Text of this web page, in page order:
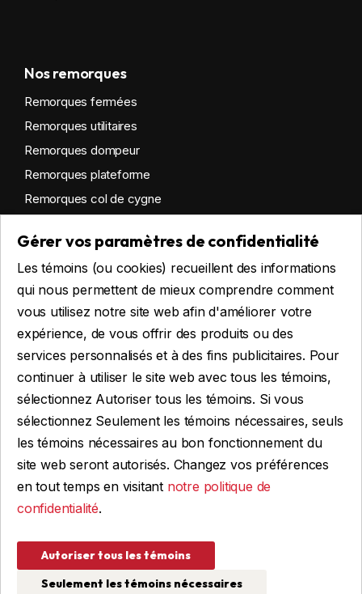
Gérer vos paramètres de confidentialité
Les témoins (ou cookies) recueillent des informations
qui nous permettent de mieux comprendre comment
vous utilisez notre site web afin d'améliorer votre
expérience, de vous offrir des produits ou des
services personnalisés et à des fins publicitaires. Pour
continuer à utiliser le site web avec tous les témoins,
sélectionnez Autoriser tous les témoins. Si vous
sélectionnez Seulement les témoins nécessaires, seuls
les témoins nécessaires au bon fonctionnement du
site web seront autorisés. Changez vos préférences
en tout temps en visitant notre politique de
confidentialité.
Autoriser tous les témoins
Seulement les témoins nécessaires
Nos remorques
Remorques fermées
Remorques utilitaires
Remorques dompeur
Remorques plateforme
Remorques col de cygne
Remorques sur mesure
Location
Obtenir du financement
Financement commercial
Financement personnel
FAIRE UNE DEMANDE
© 2026 Remorques WBA, TOUS DROITS RÉSERVÉS
Conception et programmation : IGM Informatique inc